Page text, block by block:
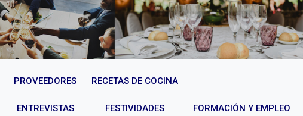
PROVEEDORES RECETAS DE COCINA
ENTREVISTAS FESTIVIDADES FORMACIÓN Y EMPLEO